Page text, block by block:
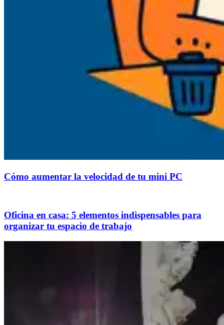
Cómo aumentar la velocidad de tu mini PC
Oficina en casa: 5 elementos indispensables para
organizar tu espacio de trabajo